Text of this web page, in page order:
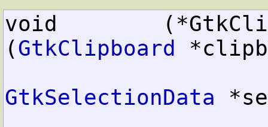
void
(GtkClipboard
GtkSelectionData